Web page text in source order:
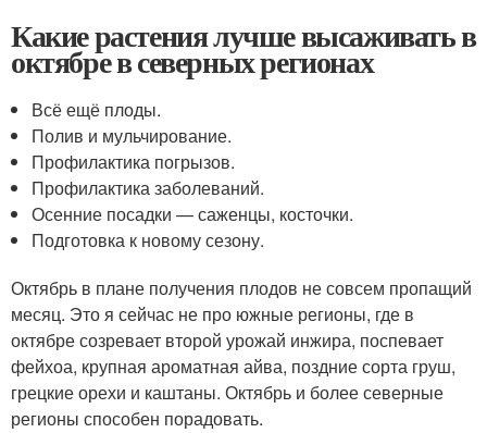
Какие растения лучше высаживать в
октябре в северных регионах
Всё ещё плоды.
Полив и мульчирование.
Профилактика погрызов.
Профилактика заболеваний.
Осенние посадки — саженцы, косточки.
Подготовка к новому сезону.
Октябрь в плане получения плодов не совсем пропащий
месяц. Это я сейчас не про южные регионы, где в
октябре созревает второй урожай инжира, поспевает
фейхоа, крупная ароматная айва, поздние сорта груш,
грецкие орехи и каштаны. Октябрь и более северные
регионы способен порадовать.